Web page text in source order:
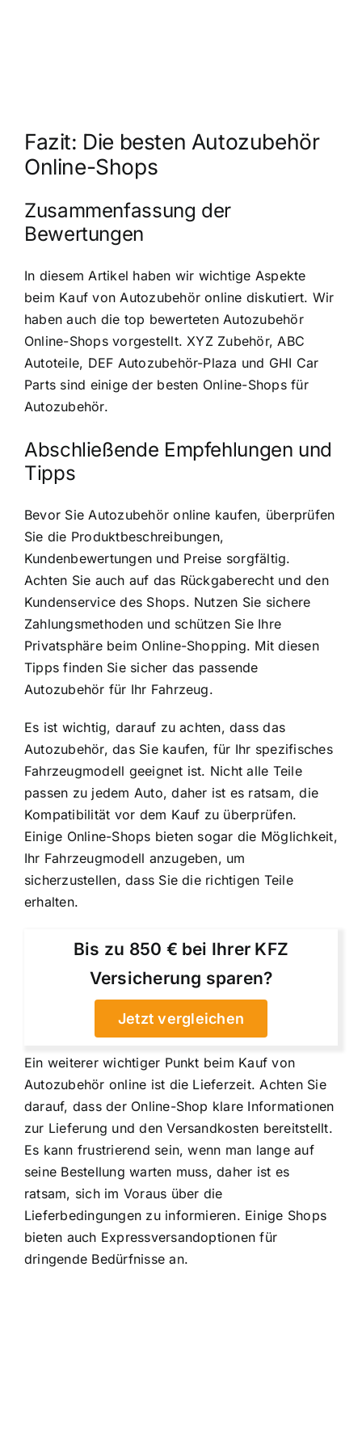
Fazit: Die besten Autozubehör
Online-Shops
Zusammenfassung der
Bewertungen
In diesem Artikel haben wir wichtige Aspekte
beim Kauf von Autozubehör online diskutiert. Wir
haben auch die top bewerteten Autozubehör
Online-Shops vorgestellt. XYZ Zubehör, ABC
Autoteile, DEF Autozubehör-Plaza und GHI Car
Parts sind einige der besten Online-Shops für
Autozubehör.
Abschließende Empfehlungen und
Tipps
Bevor Sie Autozubehör online kaufen, überprüfen
Sie die Produktbeschreibungen,
Kundenbewertungen und Preise sorgfältig.
Achten Sie auch auf das Rückgaberecht und den
Kundenservice des Shops. Nutzen Sie sichere
Zahlungsmethoden und schützen Sie Ihre
Privatsphäre beim Online-Shopping. Mit diesen
Tipps finden Sie sicher das passende
Autozubehör für Ihr Fahrzeug.
Es ist wichtig, darauf zu achten, dass das
Autozubehör, das Sie kaufen, für Ihr spezifisches
Fahrzeugmodell geeignet ist. Nicht alle Teile
passen zu jedem Auto, daher ist es ratsam, die
Kompatibilität vor dem Kauf zu überprüfen.
Einige Online-Shops bieten sogar die Möglichkeit,
Ihr Fahrzeugmodell anzugeben, um
sicherzustellen, dass Sie die richtigen Teile
erhalten.
Bis zu 850 € bei Ihrer KFZ
Versicherung sparen?
Jetzt vergleichen
Ein weiterer wichtiger Punkt beim Kauf von
Autozubehör online ist die Lieferzeit. Achten Sie
darauf, dass der Online-Shop klare Informationen
zur Lieferung und den Versandkosten bereitstellt.
Es kann frustrierend sein, wenn man lange auf
seine Bestellung warten muss, daher ist es
ratsam, sich im Voraus über die
Lieferbedingungen zu informieren. Einige Shops
bieten auch Expressversandoptionen für
dringende Bedürfnisse an.